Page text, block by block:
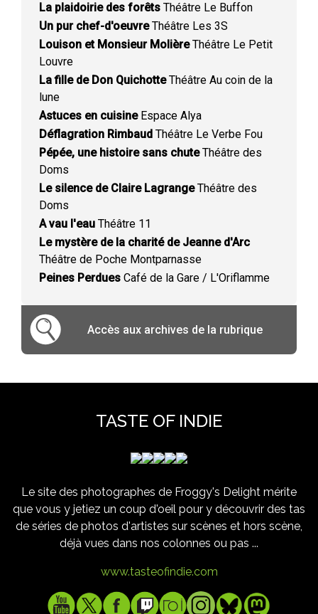
La plaidoirie des forêts Théâtre Le Buffon
Un pur chef-d'oeuvreThéâtre Les 3S
Louison et Monsieur MolièreThéâtre Le Petit
Louvre
La fille de Don QuichotteThéâtre Au coin de la
lune
Astuces en cuisineEspace Alya
Déflagration Rimbaud Théâtre Le Verbe Fou
Pépée, une histoire sans chuteThéâtre des
Doms
Le silence de Claire LagrangeThéâtre des
Doms
A vau l'eau Théâtre 11
Le mystère de la charité de Jeanne d'Arc
Théâtre de Poche Montparnasse
Peines Perdues Café de la Gare / L'Oriflamme
Accès aux archives de la rubrique
TASTE OF INDIE
Le site des photographes de Froggy's Delight mérite
que vous y jetiez un coup d'oeil pour y découvrir des tas
de séries de photos d'artistes sur scènes et hors scène,
déjà vues dans nos colonnes ou pas ...
www.tasteofindie.com